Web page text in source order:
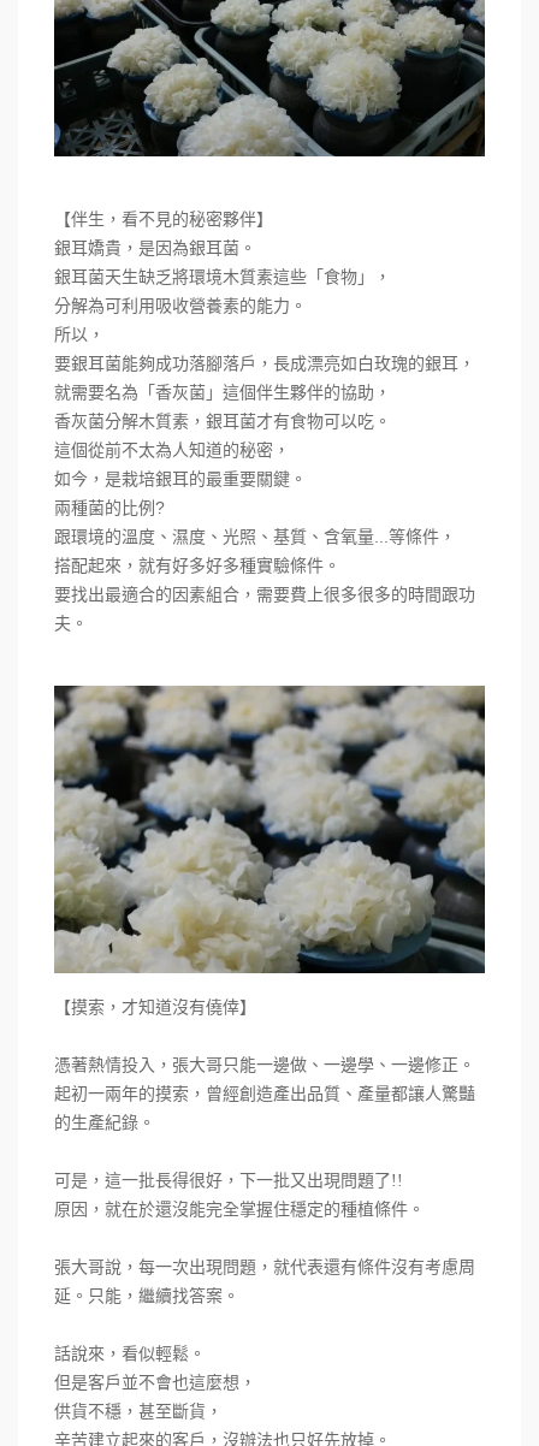
【伴生，看不見的秘密夥伴】
銀耳嬌貴，是因為銀耳菌。
銀耳菌天生缺乏將環境木質素這些「食物」，
分解為可利用吸收營養素的能力。
所以，
要銀耳菌能夠成功落腳落戶，長成漂亮如白玫瑰的銀耳，
就需要名為「香灰菌」這個伴生夥伴的協助，
香灰菌分解木質素，銀耳菌才有食物可以吃。
這個從前不太為人知道的秘密，
如今，是栽培銀耳的最重要關鍵。
兩種菌的比例?
跟環境的溫度、濕度、光照、基質、含氧量...等條件，
搭配起來，就有好多好多種實驗條件。
要找出最適合的因素組合，需要費上很多很多的時間跟功
夫。
【摸索，才知道沒有僥倖】
憑著熱情投入，張大哥只能一邊做、一邊學、一邊修正。
起初一兩年的摸索，曾經創造產出品質、產量都讓人驚豔
的生產紀錄。
可是，這一批長得很好，下一批又出現問題了!!
原因，就在於還沒能完全掌握住穩定的種植條件。
張大哥說，每一次出現問題，就代表還有條件沒有考慮周
延。只能，繼續找答案。
話說來，看似輕鬆。
但是客戶並不會也這麼想，
供貨不穩，甚至斷貨，
辛苦建立起來的客戶，沒辦法也只好先放掉。